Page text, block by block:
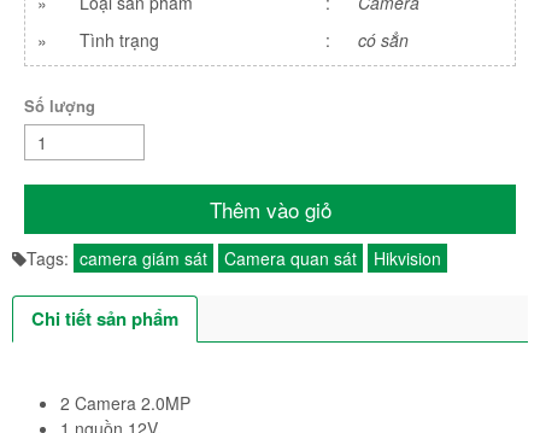
»
Tình trạng : có sẳn
Số lượng
Thêm vào giỏ
Tags: camera giám sát Camera quan sát Hikvision
Chi tiết sản phẩm
2 Camera 2.0MP
1 nguồn 12V.